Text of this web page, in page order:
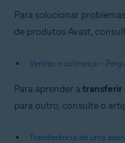
Para solucionar
de produtos Avast,
Vendas e cobrança –
Para aprender a transferir
para outro, consulte o
Transferência de uma